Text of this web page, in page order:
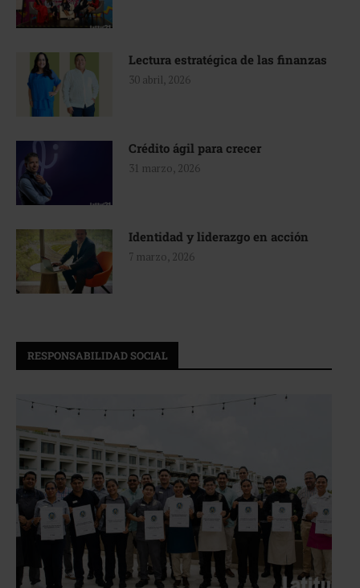
Lectura estratégica de las finanzas
30 abril, 2026
Crédito ágil para crecer
31 marzo, 2026
Identidad y liderazgo en acción
7 marzo, 2026
RESPONSABILIDAD SOCIAL